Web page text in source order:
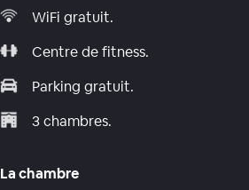
WiFi gratuit.
Centre de fitness.
Parking gratuit.
3 chambres.
La chambre